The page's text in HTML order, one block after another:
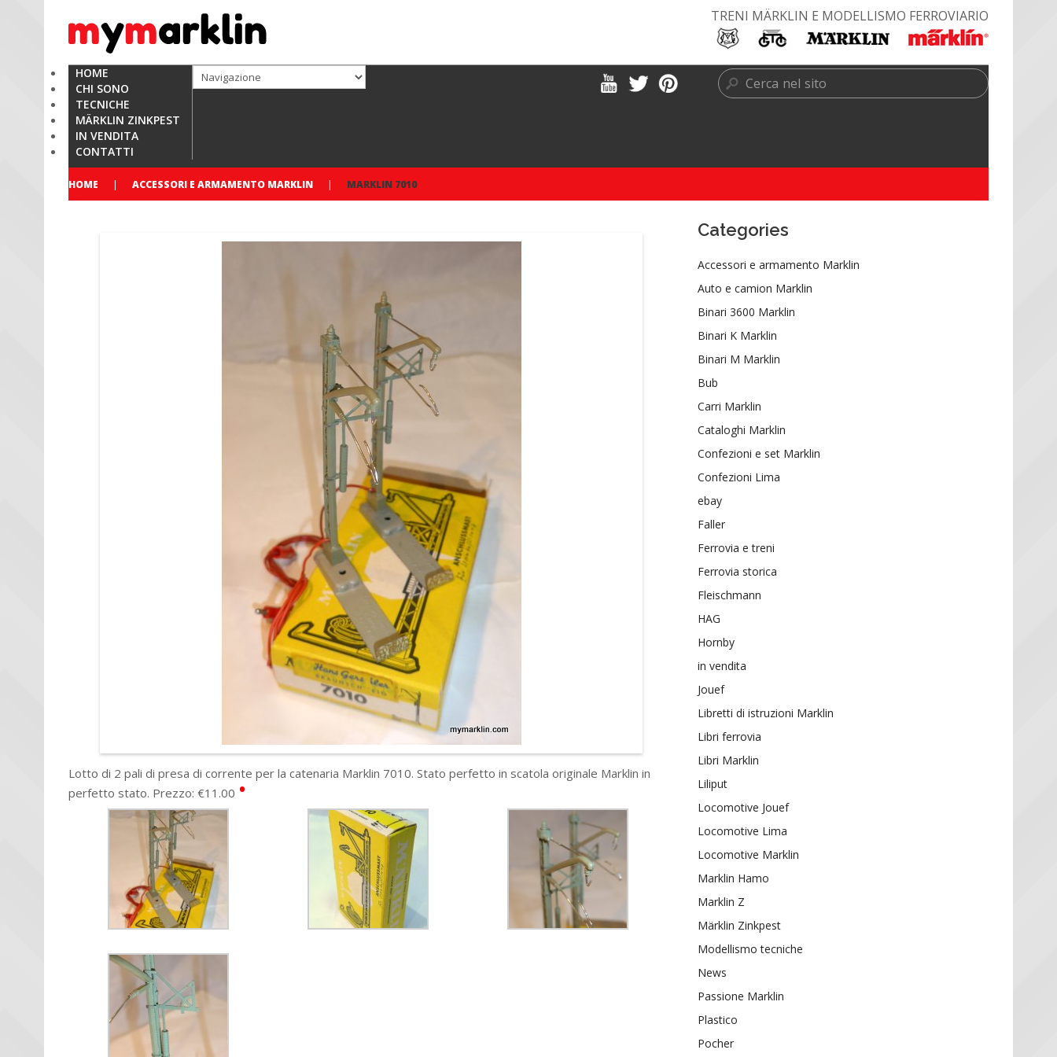
TRENI MÄRKLIN E MODELLISMO FERROVIARIO
HOME
CHI SONO
TECNICHE
MÄRKLIN ZINKPEST
IN VENDITA
CONTATTI
HOME ACCESSORI E ARMAMENTO MARKLIN MARKLIN 7010
Lotto di 2 pali di presa di corrente per la catenaria Marklin 7010. Stato perfetto in scatola originale Marklin in
perfetto stato. Prezzo: €11.00 •
Categories
Accessori e armamento Marklin
Auto e camion Marklin
Binari 3600 Marklin
Binari K Marklin
Binari M Marklin
Bub
Carri Marklin
Cataloghi Marklin
Confezioni e set Marklin
Confezioni Lima
ebay
Faller
Ferrovia e treni
Ferrovia storica
Fleischmann
HAG
Hornby
in vendita
Jouef
Libretti di istruzioni Marklin
Libri ferrovia
Libri Marklin
Liliput
Locomotive Jouef
Locomotive Lima
Locomotive Marklin
Marklin Hamo
Marklin Z
Märklin Zinkpest
Modellismo tecniche
News
Passione Marklin
Plastico
Pocher